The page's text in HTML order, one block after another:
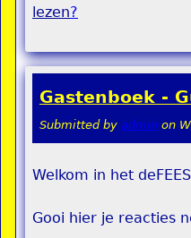
lezen?
Gastenboek -
Submitted by admin on
Welkom in het
Gooi hier je reacties